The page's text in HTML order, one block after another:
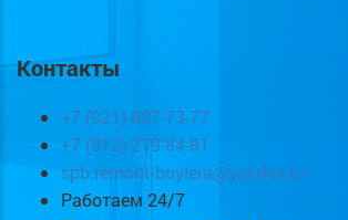
Контакты
+7 (921) 807-73-77
+7 (812) 219-84-81
spb.remont-boylera@yandex.ru
Работаем 24/7